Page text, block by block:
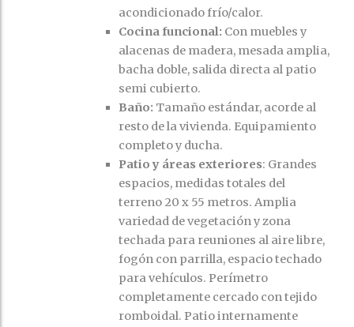
acondicionado frío/calor.
Cocina funcional: Con muebles y
alacenas de madera, mesada amplia,
bacha doble, salida directa al patio
semi cubierto.
Baño: Tamaño estándar, acorde al
resto de la vivienda. Equipamiento
completo y ducha.
Patio y áreas exteriores: Grandes
espacios, medidas totales del
terreno 20 x 55 metros. Amplia
variedad de vegetación y zona
techada para reuniones al aire libre,
fogón con parrilla, espacio techado
para vehículos. Perímetro
completamente cercado con tejido
romboidal. Patio internamente